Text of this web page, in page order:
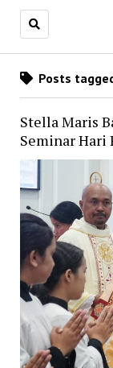
Posts
Stella Maris
Seminar Hari